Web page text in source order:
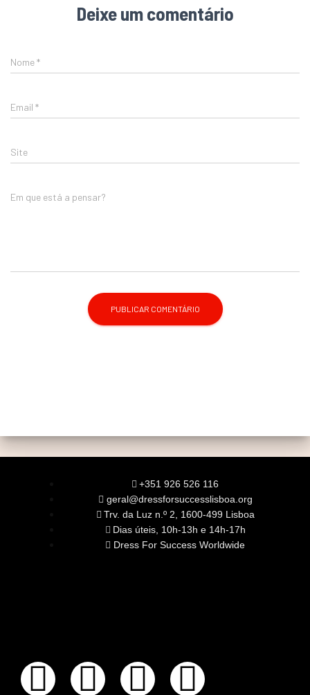
Deixe um comentário
Nome*
Email *
Site
Em que está a pensar?
+351 926 526 116
geral@dressforsuccesslisboa.org
Trv. da Luz n.º 2, 1600-499 Lisboa
Dias úteis, 10h-13h e 14h-17h
Dress For Success Worldwide